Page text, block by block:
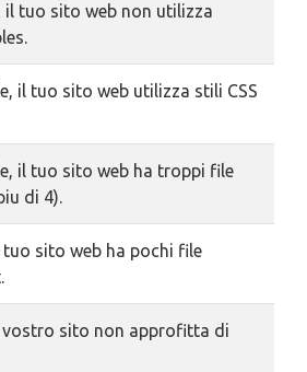
il tuo sito web non utilizza
il tuo sito web utilizza stili CSS
il tuo sito web ha troppi file
di 4).
tuo sito web ha pochi file
vostro sito non approfitta di